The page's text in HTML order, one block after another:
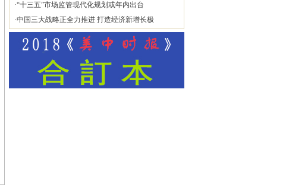
·“十三五”市场监管现代化规划或年内出台
·中国三大战略正全力推进 打造经济新增长极